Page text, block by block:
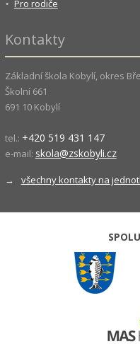
Pro rodiče
Kontakty
Základní škola Kobylí, okres
Školní 661
691 10 Kobylí
tel.: +420 519 431 147
e-mail: skola@zskobyli.cz
→ všechny kontakty na